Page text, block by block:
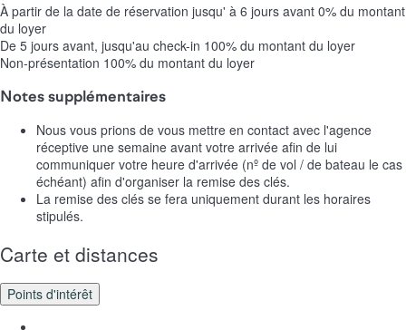
À partir de la date de réservation jusqu' à 6 jours avant 0% du montant
du loyer
De 5 jours avant, jusqu'au check-in 100% du montant du loyer
Non-présentation 100% du montant du loyer
Notes supplémentaires
Nous vous prions de vous mettre en contact avec l'agence
réceptive une semaine avant votre arrivée afin de lui
communiquer votre heure d'arrivée (nº de vol / de bateau le cas
échéant) afin d'organiser la remise des clés.
La remise des clés se fera uniquement durant les horaires
stipulés.
Carte et distances
Points d'intérêt